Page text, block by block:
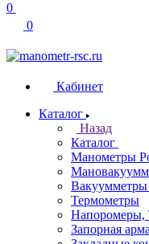
0
0
Кабинет
Каталог
Назад
Каталог
Манометры
Вакуумметры
Термометры
Напоромеры,
Запорная